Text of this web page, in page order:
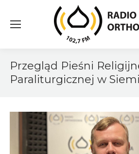
Przegląd Pieśni
Paraliturgicznej w